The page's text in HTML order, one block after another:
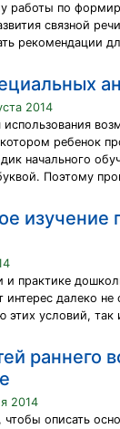
работы по
связной
рекомендации
2014
ребенок
начального
Поэтому
изучение
практике
далеко
этих условий,
раннего
2014
описать